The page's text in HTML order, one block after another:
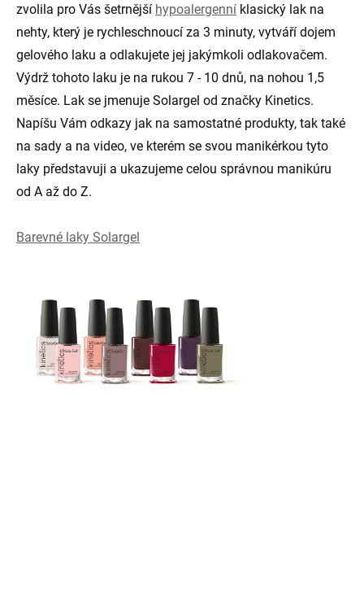
zvolila pro Vás šetrnější hypoalergenní klasický lak na
nehty, který je rychleschnoucí za 3 minuty, vytváří dojem
gelového laku a odlakujete jej jakýmkoli odlakovačem.
Výdrž tohoto laku je na rukou 7 - 10 dnů, na nohou 1,5
měsíce. Lak se jmenuje Solargel od značky Kinetics.
Napíšu Vám odkazy jak na samostatné produkty, tak také
na sady a na video, ve kterém se svou manikérkou tyto
laky představuji a ukazujeme celou správnou manikúru
od A až do Z.
Barevné laky Solargel